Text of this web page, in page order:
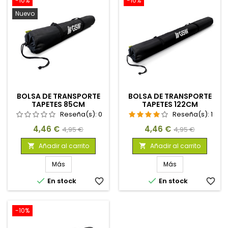
Nuevo
BOLSA DE TRANSPORTE
TAPETES 85CM
Reseña(s): 0
Precio
4,46 € Precio
base
4,95 €
 Añadir al carrito
Más
 En stock favorite_border
BOLSA DE TRANSPORTE
TAPETES 122CM
Reseña(s): 1
Precio
4,46 € Precio
base
4,95 €
 Añadir al carrito
Más
 En stock favorite_border
-10%